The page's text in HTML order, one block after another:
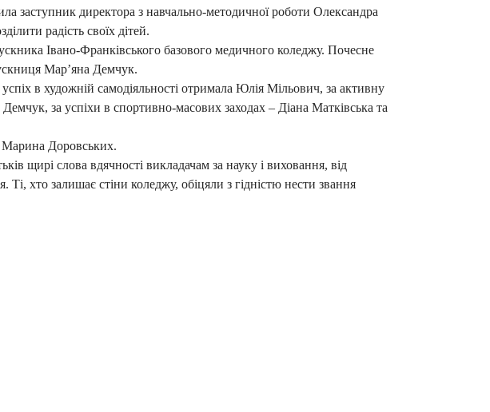
заступник директора з навчально-методичної роботи Олександра
радість своїх дітей.
Івано-Франківського базового медичного коледжу. Почесне
Мар’яна Демчук.
в художній самодіяльності отримала Юлія Мільович, за активну
за успіхи в спортивно-масових заходах – Діана Матківська та
Марина Доровських.
щирі слова вдячності викладачам за науку і виховання, від
Ті, хто залишає стіни коледжу, обіцяли з гідністю нести звання